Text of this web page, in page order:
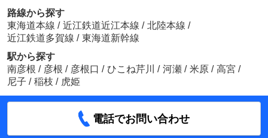
路線から探す
東海道本線 / 近江鉄道近江本線 / 北陸本線 /
近江鉄道多賀線 / 東海道新幹線
駅から探す
南彦根 / 彦根 / 彦根口 / ひこね芹川 / 河瀬 / 米原 / 高宮 /
尼子 / 稲枝 / 虎姫
電話でお問い合わせ